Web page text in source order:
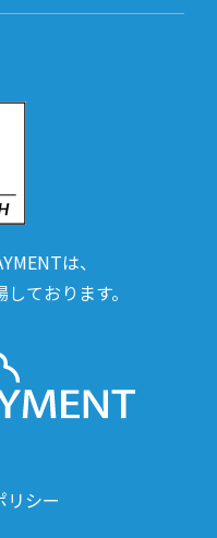
は、
ております。
リシー